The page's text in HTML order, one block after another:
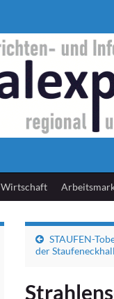
Wirtschaft
STAUFEN-
der